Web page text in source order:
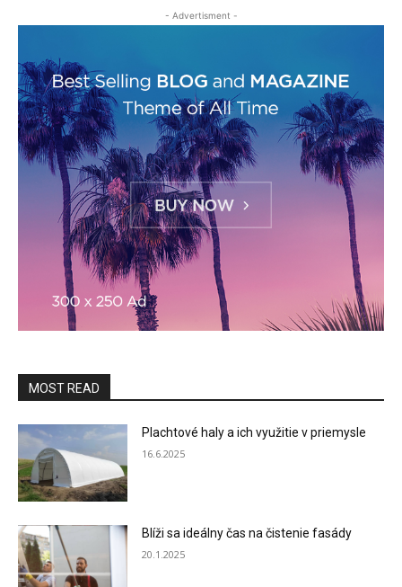
- Advertisment -
MOST READ
Plachtové haly a ich využitie v priemysle
16.6.2025
Blíži sa ideálny čas na čistenie fasády
20.1.2025